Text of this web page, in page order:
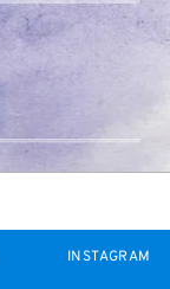
INSTAGRAM